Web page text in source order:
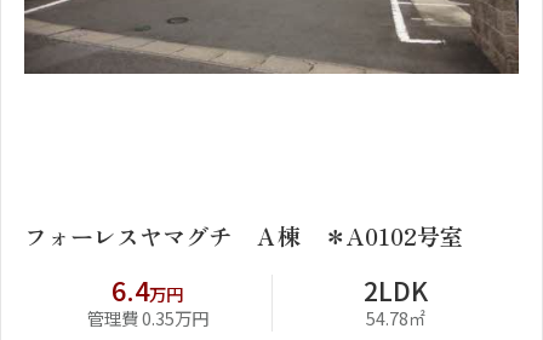
フォーレスヤマグチ Ａ棟 ＊A0102号室
6.4万円
管理費 0.35万円
2LDK
54.78㎡